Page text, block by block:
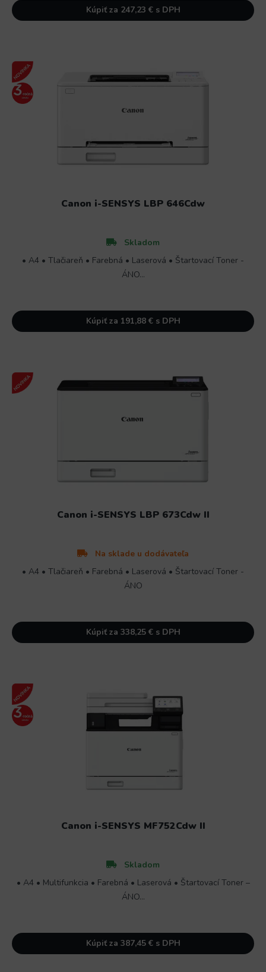
Kúpiť za 247,23 € s DPH
Canon i-SENSYS LBP 646Cdw
Skladom
• A4 • Tlačiareň • Farebná • Laserová • Štartovací Toner -
ÁNO...
Kúpiť za 191,88 € s DPH
Canon i-SENSYS LBP 673Cdw II
Na sklade u dodávateľa
• A4 • Tlačiareň • Farebná • Laserová • Štartovací Toner -
ÁNO
Kúpiť za 338,25 € s DPH
Canon i-SENSYS MF752Cdw II
Skladom
• A4 • Multifunkcia • Farebná • Laserová • Štartovací Toner –
ÁNO...
Kúpiť za 387,45 € s DPH